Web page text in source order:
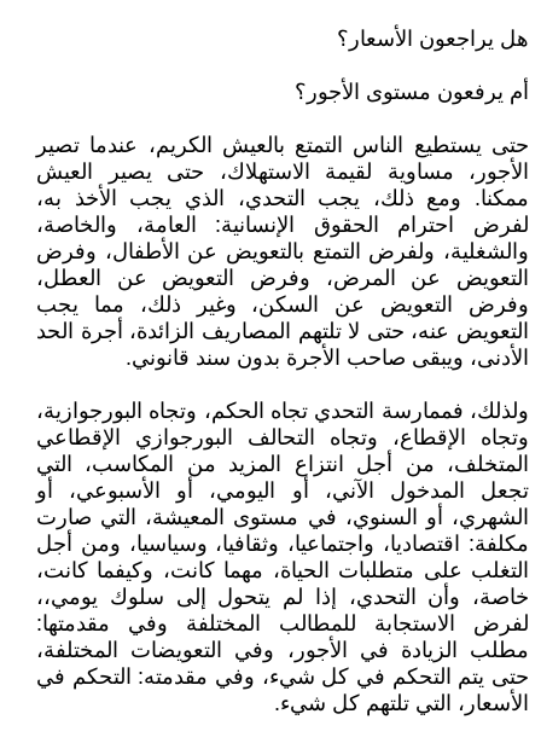
هل يراجعون الأسعار؟
أم يرفعون مستوى الأجور؟
حتى يستطيع الناس التمتع بالعيش الكريم، عندما تصير
الأجور، مساوية لقيمة الاستهلاك، حتى يصير العيش
ممكنا. ومع ذلك، يجب التحدي، الذي يجب الأخذ به،
لفرض احترام الحقوق الإنسانية: العامة، والخاصة،
والشغلية، ولفرض التمتع بالتعويض عن الأطفال، وفرض
التعويض عن المرض، وفرض التعويض عن العطل،
وفرض التعويض عن السكن، وغير ذلك، مما يجب
التعويض عنه، حتى لا تلتهم المصاريف الزائدة، أجرة الحد
الأدنى، ويبقى صاحب الأجرة بدون سند قانوني.
ولذلك، فممارسة التحدي تجاه الحكم، وتجاه البورجوازية،
وتجاه الإقطاع، وتجاه التحالف البورجوازي الإقطاعي
المتخلف، من أجل انتزاع المزيد من المكاسب، التي
تجعل المدخول الآني، أو اليومي، أو الأسبوعي، أو
الشهري، أو السنوي، في مستوى المعيشة، التي صارت
مكلفة: اقتصاديا، واجتماعيا، وثقافيا، وسياسيا، ومن أجل
التغلب على متطلبات الحياة، مهما كانت، وكيفما كانت،
خاصة، وأن التحدي، إذا لم يتحول إلى سلوك يومي،،
لفرض الاستجابة للمطالب المختلفة وفي مقدمتها:
مطلب الزيادة في الأجور، وفي التعويضات المختلفة،
حتى يتم التحكم في كل شيء، وفي مقدمته: التحكم في
الأسعار، التي تلتهم كل شيء.